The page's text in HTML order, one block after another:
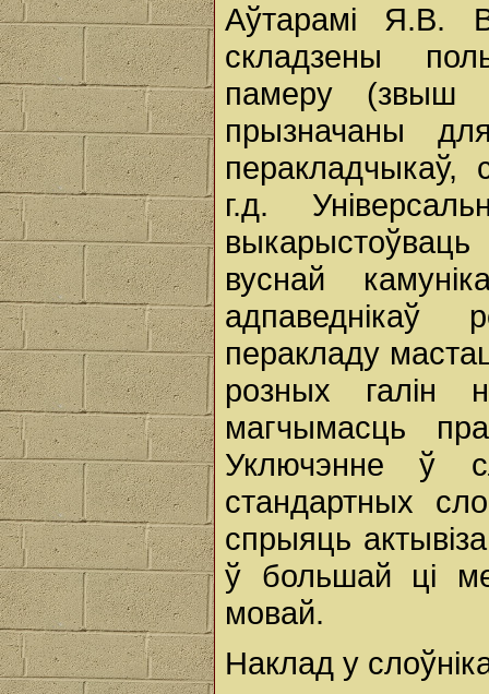
Аўтарамі Я.В.
складзены
памеру (звыш
прызначаны
перакладчыкаў,
г.д.
вуснай
адпаведнікаў
перакладу
розных галін
магчымасць
Уключэнне ў
стандартных
спрыяць
ў большай ці
мовай.
Наклад у